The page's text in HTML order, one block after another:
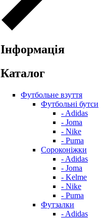
Інформація
Каталог
Футбольне взуття
Футбольні бутси
- Adidas
- Joma
- Nike
- Puma
Сороконіжки
- Adidas
- Joma
- Kelme
- Nike
- Puma
Футзалки
- Adidas